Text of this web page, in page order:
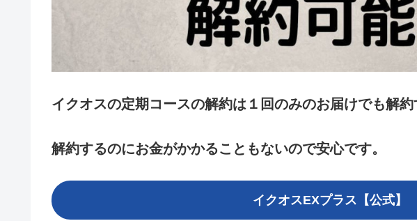
イクオスの定期コースの解約は１回のみのお届けでも解約
解約するのにお金がかかることもないので安心です。
イクオスEXプラス【公式】